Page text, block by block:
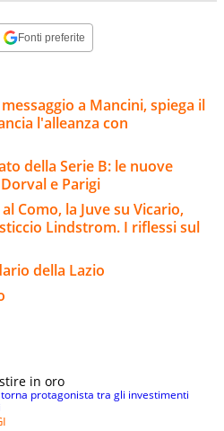
Fonti preferite
a Mancini, spiega il
l'alleanza con
della Serie B: le nuove
e Parigi
Como, la Juve su Vicario,
Lindstrom. I riflessi sul
della Lazio
in oro
torna protagonista tra gli investimenti